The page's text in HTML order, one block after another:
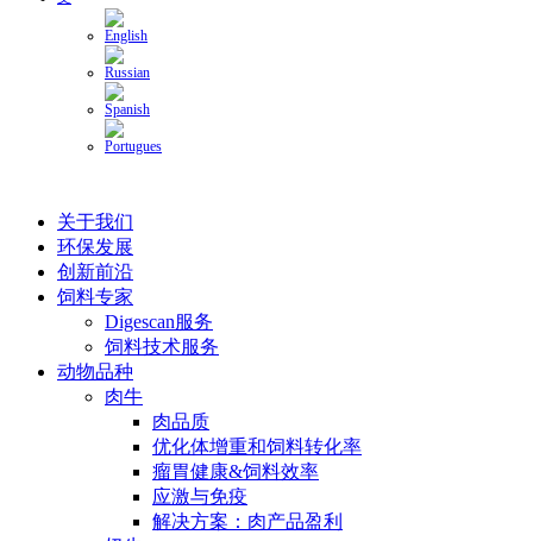
关于我们
环保发展
创新前沿
饲料专家
Digescan服务
饲料技术服务
动物品种
肉牛
肉品质
优化体增重和饲料转化率
瘤胃健康&饲料效率
应激与免疫
解决方案：肉产品盈利